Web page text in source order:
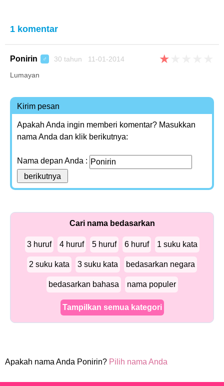
1 komentar
Ponirin ♂ 30 tahun 11-01-2014 ★
Lumayan
Kirim pesan
Apakah Anda ingin memberi komentar? Masukkan
nama Anda dan klik berikutnya:
Nama depan Anda :
Cari nama bedasarkan
3 huruf 4 huruf 5 huruf 6 huruf 1 suku kata
2 suku kata 3 suku kata bedasarkan negara
bedasarkan bahasa nama populer
Tampilkan semua kategori
Apakah nama Anda Ponirin? Pilih nama Anda